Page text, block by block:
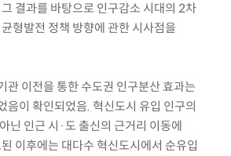
결과를 바탕으로 인구감소 시대의 2차
형발전 정책 방향에 관한 시사점을
관 이전을 통한 수도권 인구분산 효과는
음이 확인되었음. 혁신도시 유입 인구의
닌 인근 시·도 출신의 근거리 이동에
이후에는 대다수 혁신도시에서 순유입